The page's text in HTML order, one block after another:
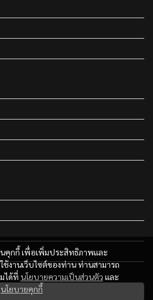
นคุกกี้ เพื่อเพิ่มประสิทธิภาพและ
งานเว็บไซต์ของท่าน ท่านสามารถ
ได้ที่ นโยบายความเป็นส่วนตัว และ
นโยบายคุกกี้